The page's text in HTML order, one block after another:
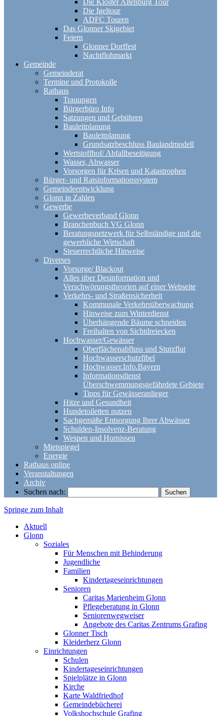
Die Kloster Altenburg Tour
Die Igeltour
ADFC Touren
Das Glonner Skigebiet
Feiern
Glonner Dorffest
Nachtflohmarkt
Gemeinde
Gemeinderat
Termine und Protokolle
Rathaus
Trauungen
Bürgerbüro Info
Satzungen und Gebühren
Bauleitplanung
Bauleitplanung
Grundsatzbeschluss Baulandmodell
Wertstoffhof/ Abfallbeseitigung
Wasser, Abwasser
Vorsorgen für Krisen und Katastrophen
Bürger- und Ratsinformationssystem
Gemeindeentwicklung
Glonn in Zahlen
Gewerbe
Gewerbeverband Glonn
Branchenbuch VG Glonn
Beratungsnetzwerk für Selbständige und die
gewerbliche Wirtschaft
Steuerrechtliche Hinweise
Diverses
Vorsorge/ Blackout
Alles über Desinformation und
Verschwörungstheorien auf einer Webseite
Verkehrs- und Straßensicherheit
Kommunale Verkehrsüberwachung
Hinweise zum Winterdienst
Überhängende Bäume schneiden
Freihalten von Sichtdreiecken
Hochwasser/Gewässer
Oberflächenabfluss und Sturzflut
Hochwasserschutzfibel
Hochwasser.Info.Bayern
Informationsdienst
Überschwemmungsgefährdete Gebiete
Tipps für Gewässeranlieger
Hitze und Gesundheit
Hundetoiletten nutzen
Sachgemäße Entsorgung Ihrer Abwässer
Schulden-Insolvenz-Beratung
Wespen und Hornissen
Mietspiegel
Energie
Rathaus online
Veranstaltungen
Archiv
Suchen nach:
Markt Glonn
Springe zum Inhalt
Aktuell
Glonn
Soziales
Für Menschen mit Behinderung
Jugendliche
Familien
Kindertageseinrichtungen
Senioren
Caritas Marienheim Glonn
Pflegeberatung in Glonn
Seniorenwegweiser
Angebote des Caritas Zentrums Grafing
Glonner Tisch
Kleiderherz Glonn
Einrichtungen
Schulen
Kindertageseinrichtungen
Spielplätze in Glonn
Kirche
Karte Waldfriedhof
Gemeindebücherei
Volkshochschule Grafing